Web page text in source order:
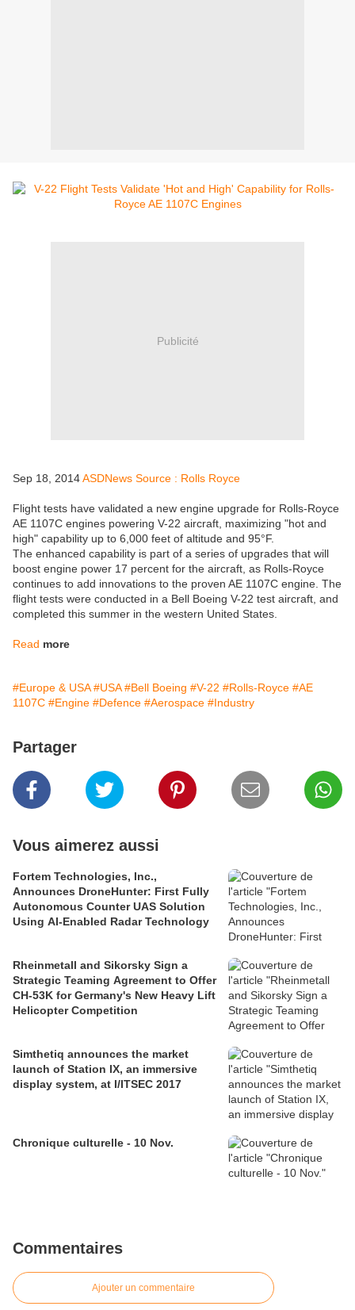
Publicité
Sep 18, 2014ASDNews Source : Rolls Royce
Flight tests have validated a new engine upgrade for Rolls-Royce
AE 1107C engines powering V-22 aircraft, maximizing "hot and
high" capability up to 6,000 feet of altitude and 95°F.
The enhanced capability is part of a series of upgrades that will
boost engine power 17 percent for the aircraft, as Rolls-Royce
continues to add innovations to the proven AE 1107C engine. The
flight tests were conducted in a Bell Boeing V-22 test aircraft, and
completed this summer in the western United States.
Read more
#Europe & USA #USA #Bell Boeing #V-22 #Rolls-Royce #AE
1107C #Engine #Defence #Aerospace #Industry
Partager
Vous aimerez aussi
Fortem Technologies, Inc.,
Announces DroneHunter: First Fully
Autonomous Counter UAS Solution
Using AI-Enabled Radar Technology
Rheinmetall and Sikorsky Sign a
Strategic Teaming Agreement to Offer
CH-53K for Germany's New Heavy Lift
Helicopter Competition
Simthetiq announces the market
launch of Station IX, an immersive
display system, at I/ITSEC 2017
Chronique culturelle - 10 Nov.
Commentaires
Ajouter un commentaire